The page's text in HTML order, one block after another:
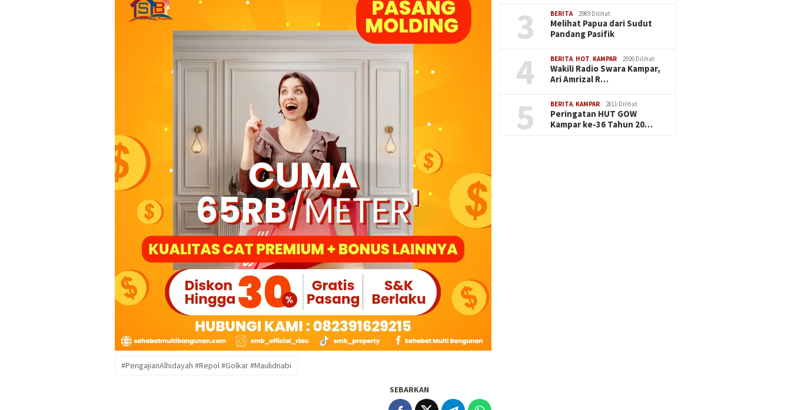
#PengajianAlhidayah #Repol #Golkar #Maulidnabi
SEBARKAN
3 BERITA 2989 Dilihat
Melihat Papua dari Sudut
Pandang Pasifik
4 BERITA, HOT, KAMPAR 2926 Dilihat
Wakili Radio Swara Kampar,
Ari Amrizal R…
5 BERITA, KAMPAR 2811 Dilihat
Peringatan HUT GOW
Kampar ke-36 Tahun 20…